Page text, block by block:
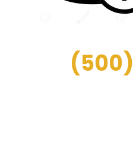
(500)